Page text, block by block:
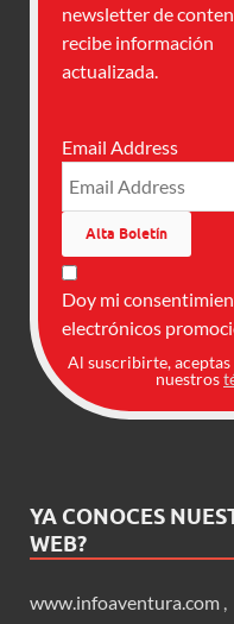
newsletter de
recibe información
actualizada.
Email Address
Doy mi
electrónicos
Al suscribirte,
nuestros
YA CONOCES
WEB?
www.infoaventura.com